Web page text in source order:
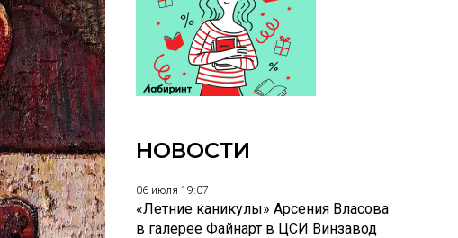
НОВОСТИ
06 июля 19:07
«Летние каникулы» Арсения Власова
в галерее Файнарт в ЦСИ Винзавод